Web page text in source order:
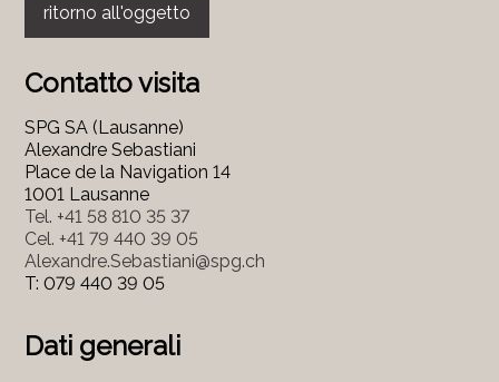
ritorno all'oggetto
Contatto visita
SPG SA (Lausanne)
Alexandre Sebastiani
Place de la Navigation 14
1001 Lausanne
Tel. +41 58 810 35 37
Cel. +41 79 440 39 05
Alexandre.Sebastiani@spg.ch
T: 079 440 39 05
Dati generali